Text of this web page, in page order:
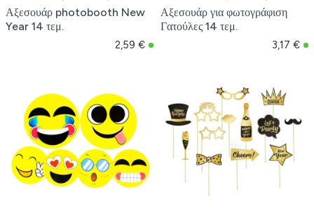
Αξεσουάρ photobooth New
Year 14 τεμ.
2,59 €
Αξεσουάρ για φωτογράφιση
Γατούλες 14 τεμ.
3,17 €